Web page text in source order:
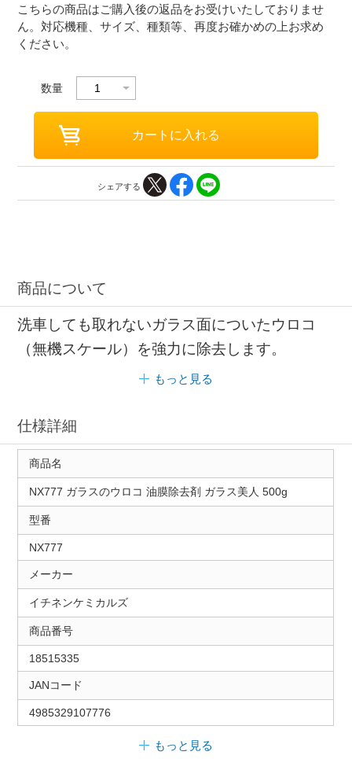
こちらの商品はご購入後の返品をお受けいたしておりませ
ん。対応機種、サイズ、種類等、再度お確かめの上お求め
ください。
数量
シェアする
商品について
洗車しても取れないガラス面についたウロコ
（無機スケール）を強力に除去します。
もっと見る
仕様詳細
商品名
NX777 ガラスのウロコ 油膜除去剤 ガラス美人 500g
型番
NX777
メーカー
イチネンケミカルズ
商品番号
18515335
JANコード
4985329107776
もっと見る